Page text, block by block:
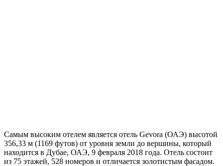
Самым высоким отелем является отель Gevora (ОАЭ) высотой
356,33 м (1169 футов) от уровня земли до вершины, который
находится в Дубае, ОАЭ, 9 февраля 2018 года. Отель состоит
из 75 этажей, 528 номеров и отличается золотистым фасадом.